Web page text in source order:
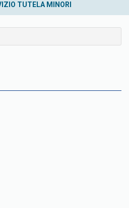
TUTELA MINORI